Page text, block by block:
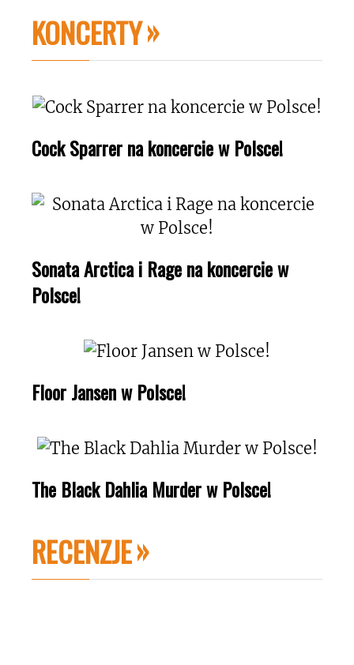
KONCERTY
Cock Sparrer na koncercie w Polsce!
Sonata Arctica i Rage na koncercie w
Polsce!
Floor Jansen w Polsce!
The Black Dahlia Murder w Polsce!
RECENZJE